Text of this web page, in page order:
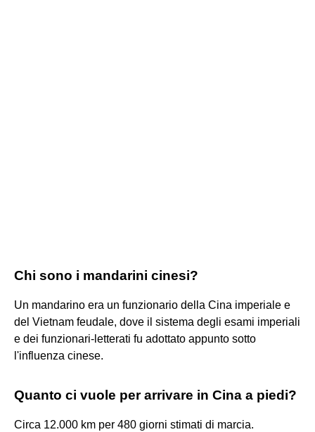
Chi sono i mandarini cinesi?
Un mandarino era un funzionario della Cina imperiale e
del Vietnam feudale, dove il sistema degli esami imperiali
e dei funzionari-letterati fu adottato appunto sotto
l'influenza cinese.
Quanto ci vuole per arrivare in Cina a piedi?
Circa 12.000 km per 480 giorni stimati di marcia.